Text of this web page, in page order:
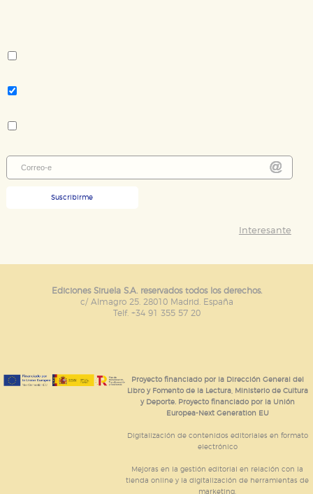
Suscribirme
Interesante
Ediciones Siruela S.A. reservados todos los derechos.
c/ Almagro 25. 28010 Madrid. España
Telf. +34 91 355 57 20
Proyecto financiado por la Dirección General del
Libro y Fomento de la Lectura, Ministerio de Cultura
y Deporte. Proyecto financiado por la Unión
Europea-Next Generation EU
Digitalización de contenidos editoriales en formato
electrónico
Mejoras en la gestión editorial en relación con la
tienda online y la digitalización de herramientas de
marketing.